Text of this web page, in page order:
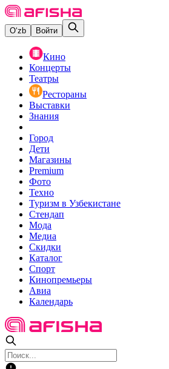
O‘zb Войти
Кино
Концерты
Театры
Рестораны
Выставки
Знания
Город
Дети
Магазины
Premium
Фото
Техно
Туризм в Узбекистане
Стендап
Мода
Медиа
Скидки
Каталог
Спорт
Кинопремьеры
Авиа
Календарь